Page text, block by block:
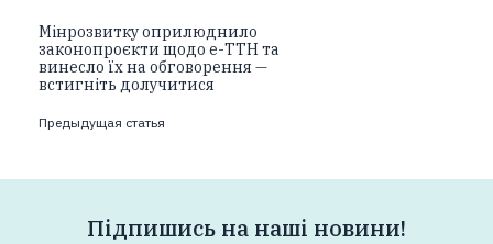
Мінрозвитку оприлюднило
законопроєкти щодо е-ТТН та
винесло їх на обговорення —
встигніть долучитися
Предыдущая статья
Підпишись на наші новини!